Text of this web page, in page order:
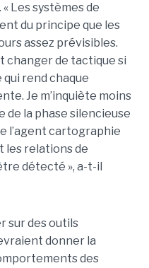
Les systèmes de
du principe que les
assez prévisibles.
changer de tactique si
qui rend chaque
Je m’inquiète moins
de la phase silencieuse
l’agent cartographie
les relations de
détecté », a-t-il
sur des outils
donner la
des